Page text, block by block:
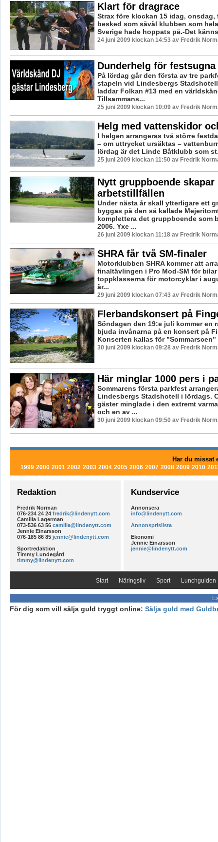
Klart för dragrace
Strax före klockan 15 idag, onsdag,
besked som såväl klubben som
Sverige hade hoppats på.-Det
24 juni 2009 klockan 14:53 av Fredrik
Dunderhelg för festsugna
På lördag går den första av tre
stapeln vid Lindesbergs
laddar Folkan #13 med en
Tillsammans...
25 juni 2009 klockan 10:09 av Fredrik
Helg med vattenskidor
I helgen arrangeras två större
– om uttrycket ursäktas –
lördag är det Linde Båtklubb som
25 juni 2009 klockan 11:50 av Fredrik
Nytt gruppboende skapar
arbetstillfällen
Under nästa år skall ytterligare ett
byggas på den så kallade
komplettera det gruppboende som
2006. Yxe ...
26 juni 2009 klockan 11:18 av Fredrik
SHRA får två SM-finaler
Motorklubben SHRA kommer att
finaltävlingen i Pro Mod-SM för
toppklasserna för motorcyklar i
är...
29 juni 2009 klockan 07:43 av Fredrik
Flerbandskonsert på
Söndagen den 19:e juli kommer en
bjuda invånarna på en konsert på
Konserten kallas för ”Sommarscen”
30 juni 2009 klockan 09:28 av Fredrik
Här minglar 1000 pers i
Sommarens första parkfest
Lindesbergs Stadshotell i lördags.
gäster minglade i den extremt
och en av ...
30 juni 2009 klockan 09:50 av Fredrik
Har du missat
1999 2000 2001 2002 2003 2004 2005 2006 2007 2008 2009 2010
Redaktion
Fredrik Norman
076-234 24 24 fredrik@lindenytt.com
Camilla Lagerman
073-536 63 56 camilla@lindenytt.com
Jennie Einarsson
076-185 86 85 jennie@lindenytt.com
Sportredaktion
Timmy Lundegård
timmy@lindenytt.com
Kundservice
Annonsera
info@lindenytt.com
Annonsprislista
Ekonomi
Jennie Einarsson
jennie@lindenytt.com
Start Näringsliv Sport Lunchguiden
För dig som vill sälja guld tryggt online: Sälja guld med